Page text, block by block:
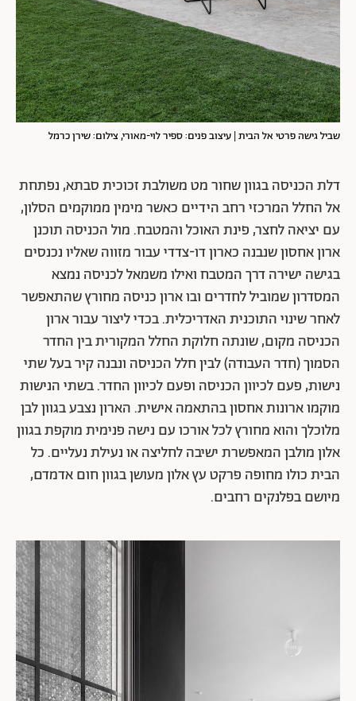
שביל גישה פרטי אל הבית | עיצוב פנים: ספיר לוי-מאורי, צילום: שירן כרמל
דלת הכניסה בגוון שחור מט משולבת זכוכית סבתא, נפתחת
אל החלל המרכזי רחב הידיים כאשר מימין ממוקמים הסלון,
עם יציאה לחצר, פינת האוכל והמטבח. מול הכניסה תוכנן
ארון אחסון שנבנה כארון דו-צדדי עבור מזווה שאליו נכנסים
בגישה ישירה דרך המטבח ואילו משמאל לכניסה נמצא
המסדרון שמוביל לחדרים ובו ארון כניסה מחורץ שהתאפשר
לאחר שינוי התוכנית האדריכלית. בכדי ליצור עבור ארון
הכניסה מקום, שונתה חלוקת החלל המקורית בין החדר
הסמוך (חדר העבודה) לבין חלל הכניסה ונבנה קיר בעל שתי
נישות, פעם לכיוון הכניסה ופעם לכיוון החדר. בשתי הנישות
מוקמו ארונות אחסון בהתאמה אישית. הארון נצבע בגוון לבן
מלוכלך והוא מחורץ לכל אורכו עם נישה פנימית מוקפת בגוון
אלון מולבן המאפשרת ישיבה לחליצה או נעילת נעליים. כל
הבית כולו מחופה פרקט עץ אלון מעושן בגוון חום אדמדם,
מיושם בפלנקים רחבים.